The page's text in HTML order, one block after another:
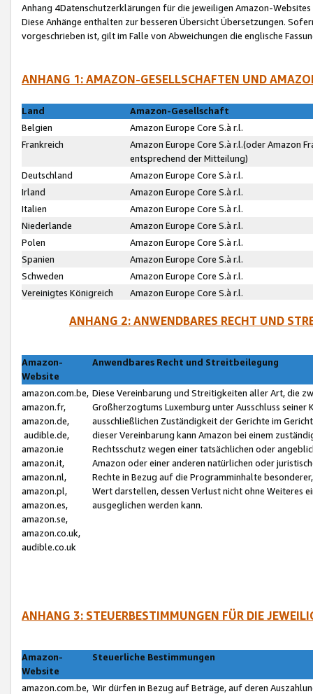
Anhang 4Datenschutzerklärungen für die jeweiligen Amazon-Websites
Diese Anhänge enthalten zur besseren Übersicht Übersetzungen.
vorgeschrieben ist, gilt im Falle von Abweichungen die englische
ANHANG 1: AMAZON-GESELLSCHAFTEN UND
Land
Amazon-Gesellschaft
Belgien
Amazon Europe Core S.à r.l.
Frankreich
Amazon Europe Core S.à r.l.(oder Amazon
entsprechend der Mitteilung)
Deutschland
Amazon Europe Core S.à r.l.
Irland
Amazon Europe Core S.à r.l.
Italien
Amazon Europe Core S.à r.l.
Niederlande
Amazon Europe Core S.à r.l.
Polen
Amazon Europe Core S.à r.l.
Spanien
Amazon Europe Core S.à r.l.
Schweden
Amazon Europe Core S.à r.l.
Vereinigtes Königreich
Amazon Europe Core S.à r.l.
ANHANG 2: ANWENDBARES RECHT UND
Amazon-
Website
Anwendbares Recht und Streitbeilegung
amazon.com.be,
amazon.fr,
amazon.de,
audible.de,
amazon.ie
amazon.it,
amazon.nl,
amazon.pl,
amazon.es,
amazon.se,
amazon.co.uk,
audible.co.uk
Diese Vereinbarung und Streitigkeiten aller Art, die
Großherzogtums Luxemburg unter Ausschluss
ausschließlichen Zuständigkeit der Gerichte im
dieser Vereinbarung kann Amazon bei einem
Rechtsschutz wegen einer tatsächlichen oder
Amazon oder einer anderen natürlichen oder
Rechte in Bezug auf die Programminhalte
Wert darstellen, dessen Verlust nicht ohne Weiteres
ausgeglichen werden kann.
ANHANG 3: STEUERBESTIMMUNGEN FÜR DIE
Amazon-
Website
Steuerliche Bestimmungen
amazon.com.be, Wir dürfen in Bezug auf Beträge, auf deren